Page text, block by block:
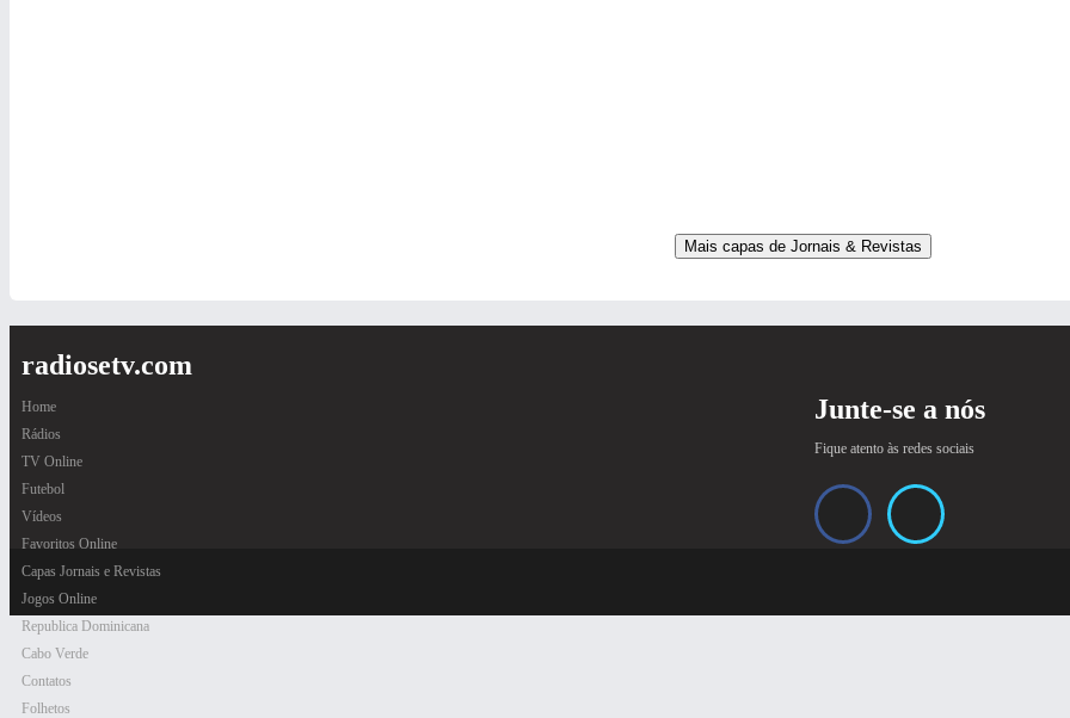
Mais capas de Jornais & Revistas
radiosetv.com
Home
Rádios
TV Online
Futebol
Vídeos
Favoritos Online
Capas Jornais e Revistas
Jogos Online
Republica Dominicana
Cabo Verde
Contatos
Folhetos
Junte-se a nós
Fique atento às redes sociais